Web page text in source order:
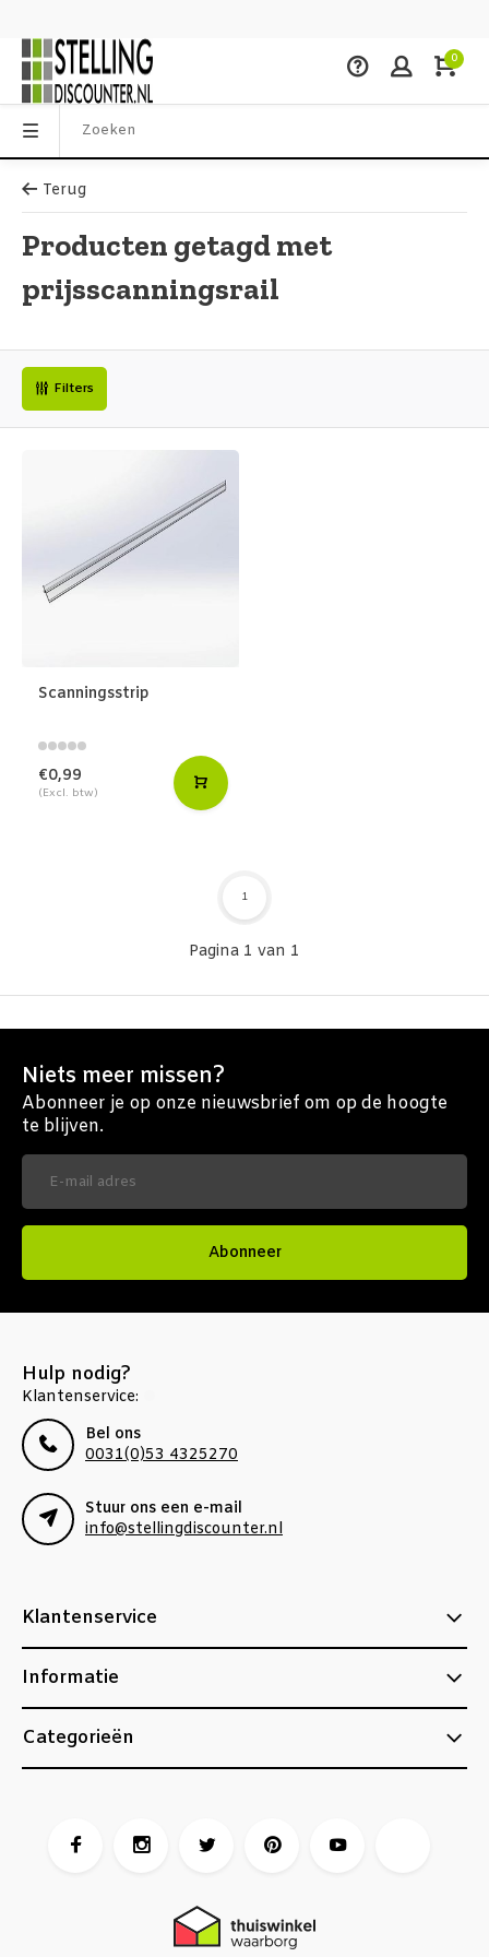
0
Terug
Producten getagd met
prijsscanningsrail
Filters
Scanningsstrip
€0,99
(Excl. btw)
Pagina 1 van 1
1
Niets meer missen?
Abonneer je op onze nieuwsbrief om op de hoogte
te blijven.
Abonneer
Hulp nodig?
Klantenservice:
Bel ons
0031(0)53 4325270
Stuur ons een e-mail
info@stellingdiscounter.nl
Klantenservice
Informatie
Categorieën